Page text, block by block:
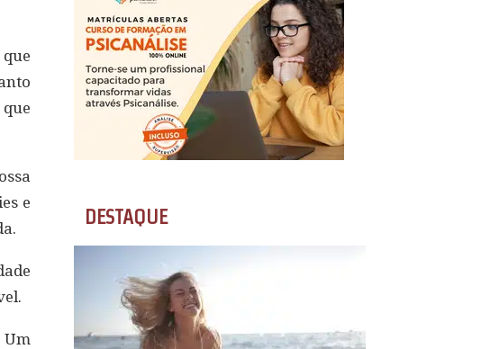
que
e
Um
DESTAQUE